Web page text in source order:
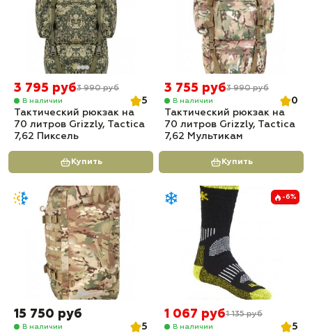
3 795 руб3 990 руб
В наличии
5
Тактический рюкзак на
70 литров Grizzly, Tactica
7,62 Пиксель
Купить
3 755 руб3 990 руб
В наличии
0
Тактический рюкзак на
70 литров Grizzly, Tactica
7,62 Мультикам
Купить
15 750 руб
В наличии
5
-6%
1 067 руб1 135 руб
В наличии
5